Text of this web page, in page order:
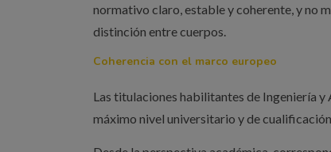
normativo claro, estable y coherente, y no
distinción entre cuerpos.
Coherencia con el marco europeo
Las titulaciones habilitantes de Ingeniería
máximo nivel universitario y de